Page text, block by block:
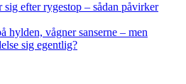
efter rygestop – sådan påvirker
hylden, vågner sanserne – men
sig egentlig?